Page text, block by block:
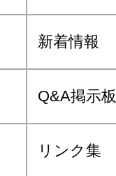
新着情報
Q&A掲示板
リンク集